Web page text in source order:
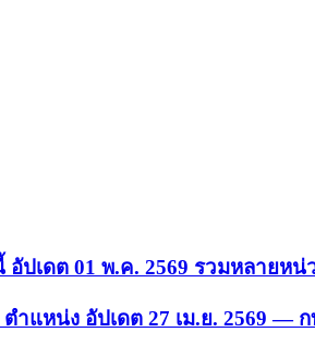
ปเดต 01 พ.ค. 2569 รวมหลายหน่
ำแหน่ง อัปเดต 27 เม.ย. 2569 —